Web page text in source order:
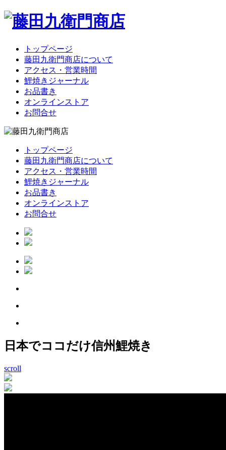
トップページ
藤田九衛門商店について
アクセス・営業時間
鯉焼きジャーナル
お品書き
オンラインストア
お問合せ
トップページ
藤田九衛門商店について
アクセス・営業時間
鯉焼きジャーナル
お品書き
オンラインストア
お問合せ
日本でココだけ信州鯉焼き
scroll